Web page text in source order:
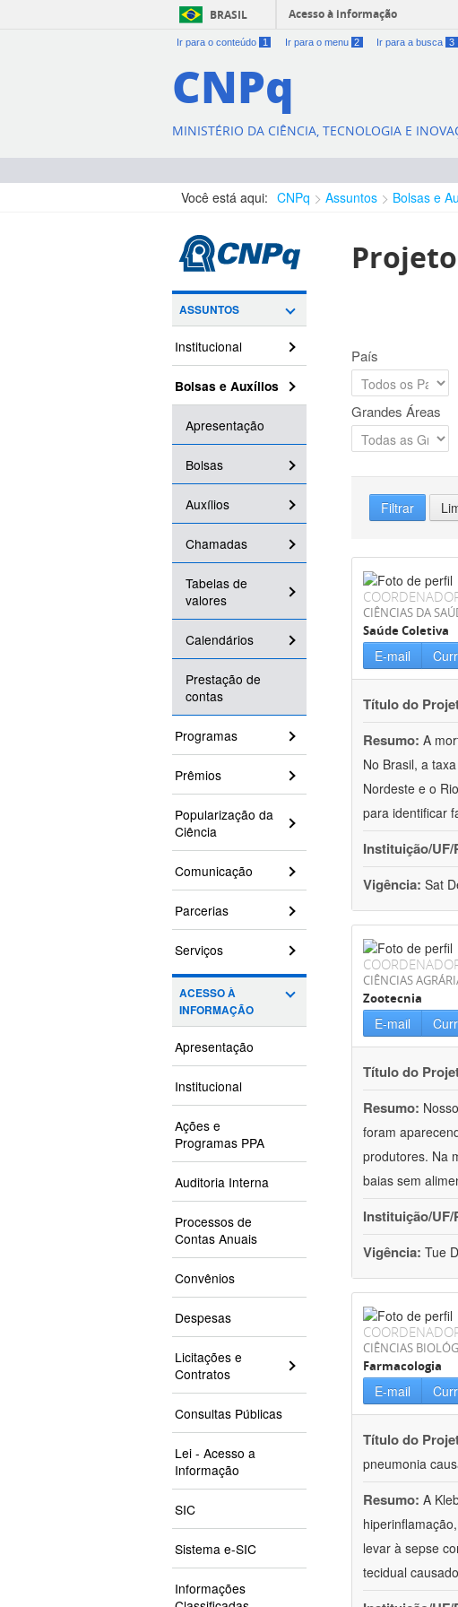
BRASIL Acesso à informação
Ir para o conteúdo 1 Ir para o menu 2 Ir para a busca 3
CNPq
MINISTÉRIO DA CIÊNCIA, TECNOLOGIA E
Você está aqui: CNPq Assuntos Bolsas e
ASSUNTOS
Institucional
Bolsas e Auxílios
Apresentação
Bolsas
Auxílios
Chamadas
Tabelas de
valores
Calendários
Prestação de
contas
Programas
Prêmios
Popularização da
Ciência
Comunicação
Parcerias
Serviços
ACESSO À
INFORMAÇÃO
Apresentação
Institucional
Ações e
Programas PPA
Auditoria Interna
Processos de
Contas Anuais
Convênios
Despesas
Licitações e
Contratos
Consultas Públicas
Lei - Acesso a
Informação
SIC
Sistema e-SIC
Informações
País
Grandes Áreas
Filtrar
CIÊNCIAS DA
Saúde Coletiva
E-mail
Título do
Resumo: A
No Brasil, a
Nordeste e o
para identificar
Instituição/UF/
Vigência: Sat
CIÊNCIAS
Zootecnia
E-mail
Título do
Resumo:
foram
produtores. Na
baias sem
Instituição/UF/
Vigência: Tue
CIÊNCIAS
Farmacologia
E-mail
Título do
pneumonia
Resumo: A
levar à sepse
tecidual